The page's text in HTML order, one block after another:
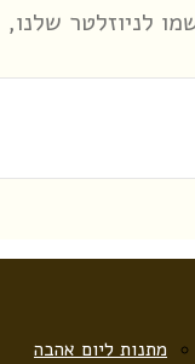
לניוזלטר
מתנות ליום אהבה